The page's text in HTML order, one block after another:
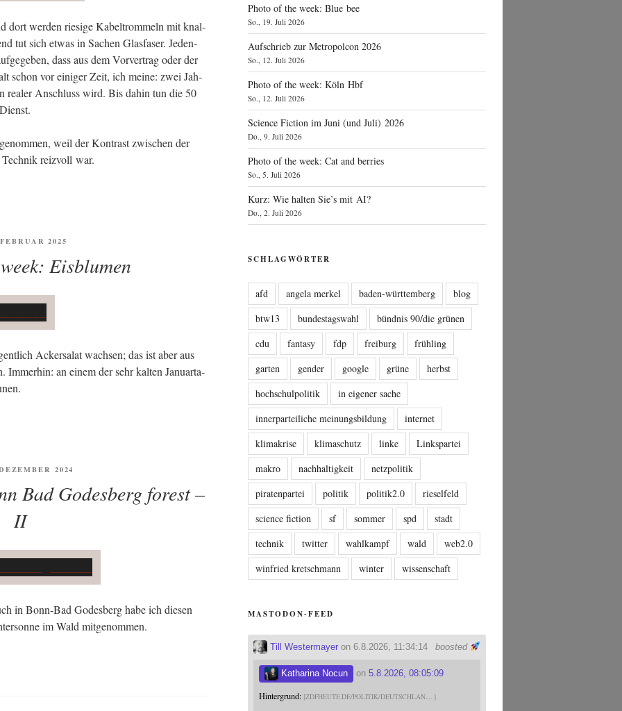
dort wer­den rie­si­ge Kabel­trom­meln mit knal­
tut sich etwas in Sachen Glas­fa­ser. Jeden­
dass aus dem Vor­ver­trag oder der
schon vor eini­ger Zeit, ich mei­ne: zwei Jah­
rea­ler Anschluss wird. Bis dahin tun die 50
weil der Kon­trast zwi­schen der
reiz­voll war.
2025
Eisblumen
Acker­sa­lat wach­sen; das ist aber aus
Immer­hin: an einem der sehr kal­ten Janu­ar­ta­
2024
Bad Godesberg forest –
II
in Bonn-Bad Godes­berg habe ich die­sen
im Wald mitgenommen.
Photo of the week: Blue bee
So., 19. Juli 2026
Aufschrieb zur Metropolcon 2026
So., 12. Juli 2026
Photo of the week: Köln Hbf
So., 12. Juli 2026
Science Fiction im Juni (und Juli) 2026
Do., 9. Juli 2026
Photo of the week: Cat and berries
So., 5. Juli 2026
Kurz: Wie halten Sie’s mit AI?
Do., 2. Juli 2026
SCHLAGWÖRTER
afd angela merkel baden-württemberg
blog
btw13
bundestagswahl
bündnis 90/die grünen
cdu
fantasy fdp freiburg
frühling
garten
gender google grüne
herbst
hochschulpolitik
in eigener sache
innerparteiliche meinungsbildung
internet
klimakrise
klimaschutz linke
Linkspartei
makro
nachhaltigkeit
netzpolitik
piratenpartei
politik politik2.0
rieselfeld
science fiction
sf sommer spd
stadt
technik
twitter wahlkampf wald
web2.0
winfried kretschmann
winter wissenschaft
MASTODON-FEED
boosted
Till Westermayer on 6.8.2026, 11:34:14
Katharina Nocun on5.8.2026, 08:05:09
Hintergrund: ZDFHEUTE.DE/POLITIK/DEUTSCHLAN